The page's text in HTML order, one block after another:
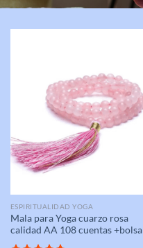
ESPIRITUALIDAD YOGA
Mala para Yoga cuarzo rosa
calidad AA 108 cuentas +bolsa